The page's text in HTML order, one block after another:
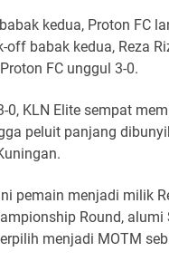
kedua, Proton FC
off babak kedua, Reza
FC unggul 3-0.
0, KLN Elite sempat
peluit panjang
pemain menjadi milik
Round, alumi
menjadi MOTM